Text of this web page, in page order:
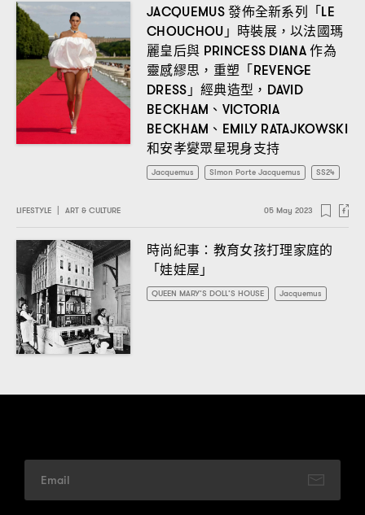
JACQUEMUS發佈全新系列「LE
CHOUCHOU 」時裝展，以法國瑪
麗皇后與 PRINCESS DIANA作為
靈感繆思 ， 重塑「REVENGE
DRESS 」經典造型 ，DAVID
BECKHAM 、 VICTORIA
BECKHAM 、 EMILY RATAJKOWSKI
和安孝夑眾星現身支持
Jacquemus Simon Porte Jacquemus SS24
LIFESTYLE ART & CULTURE 05 May 2023
時尚紀事 ： 教育女孩打理家庭的
「娃娃屋」
QUEEN MARY’S DOLL’S HOUSE Jacquemus